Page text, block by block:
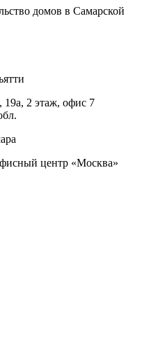
19а, 2 этаж, офис 7
центр «Москва»